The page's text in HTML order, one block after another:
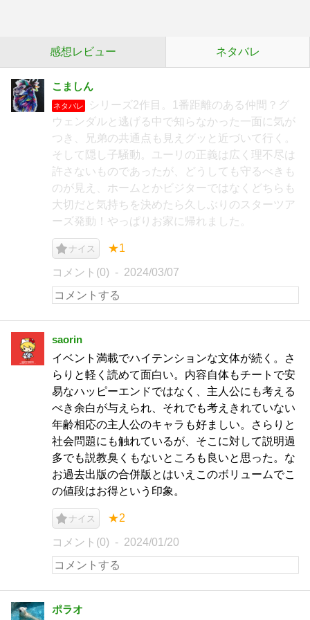
感想レビュー ネタバレ
こましん
ネタバレ
シリーズ2作目。1番距離のある仲間？グ
ウェンダルと逃げる中で知らなかった一面に気が
つき、兄弟の共通点も見えグッと近づいて行く。
そして隠し子騒動。ユーリの正義は広く理不尽は
許さないものであったが、どうしても守るべきも
のが見え、ホームとかビジターではなくどちらも
大切だと気持ちを決めたら久しぶりのスターツア
ーズ発動！やっぱりお家に帰れました。
ナイス ★1
コメント(0) 2024/03/07
saorin
イベント満載でハイテンションな文体が続く。さ
らりと軽く読めて面白い。内容自体もチートで安
易なハッピーエンドではなく、主人公にも考える
べき余白が与えられ、それでも考えきれていない
年齢相応の主人公のキャラも好ましい。さらりと
社会問題にも触れているが、そこに対して説明過
多でも説教臭くもないところも良いと思った。な
お過去出版の合併版とはいえこのボリュームでこ
の値段はお得という印象。
ナイス ★2
コメント(0) 2024/01/20
ポラオ